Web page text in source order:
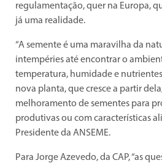
regulamentação, quer na Europa,
já uma realidade.
“A semente é uma maravilha da
intempéries até encontrar o
temperatura, humidade e
nova planta, que cresce a partir
melhoramento de sementes para
produtivas ou com características
Presidente da ANSEME.
Para Jorge Azevedo, da CAP, “as